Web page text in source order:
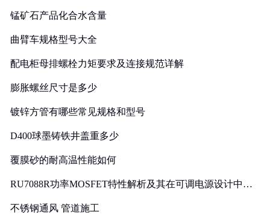
锰矿石产品化合水含量
曲臂车规格型号大全
配电柜母排螺栓力矩要求及连接规范详解
膨胀螺丝尺寸是多少
镀锌方管有哪些常见规格和型号
D400球墨铸铁井盖重多少
覆膜砂的耐高温性能如何
RU7088R功率MOSFET特性解析及其在可调电源设计中的
不锈钢通风 管道施工